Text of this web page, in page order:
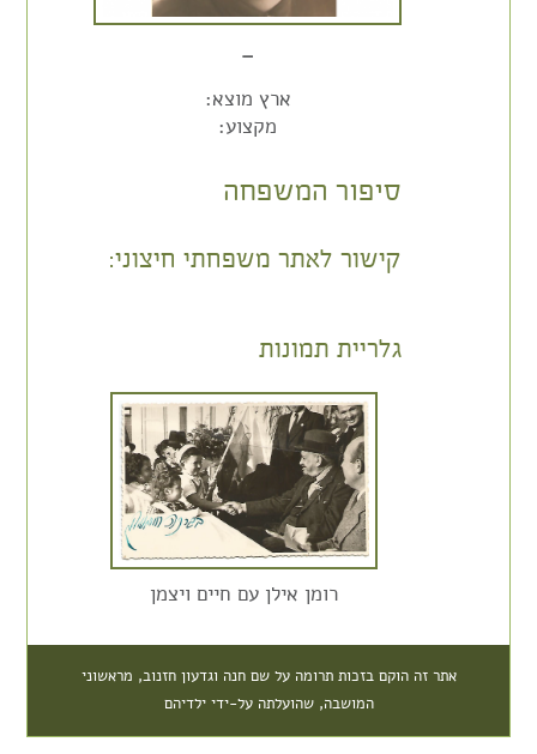
–
ארץ מוצא:
מקצוע:
סיפור המשפחה
קישור לאתר משפחתי חיצוני:
גלריית תמונות
רומן אילן עם חיים ויצמן
אתר זה הוקם בזכות תרומה על שם חנה וגדעון חזנוב, מראשוני
המושבה, שהועלתה על-ידי ילדיהם